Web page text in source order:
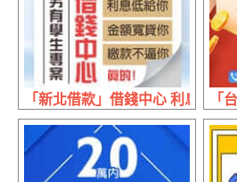
「新北借款」借錢中心 利息低給
「